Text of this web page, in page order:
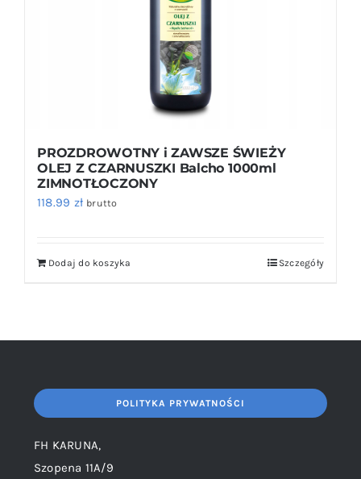
PROZDROWOTNY i ZAWSZE ŚWIEŻY
OLEJ Z CZARNUSZKI Balcho 1000ml
ZIMNOTŁOCZONY
118.99 zł brutto
Dodaj do koszyka Szczegóły
POLITYKA PRYWATNOŚCI
FH KARUNA,
Szopena 11A/9